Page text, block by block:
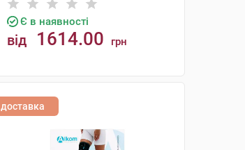
Є в наявності
від 1614.00 грн
доставка